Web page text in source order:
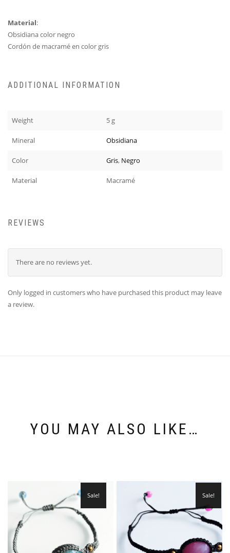
Material:
Obsidiana color negro
Cordón de macramé en color gris
ADDITIONAL INFORMATION
Weight 5 g
Mineral Obsidiana
Color Gris, Negro
Material Macramé
REVIEWS
There are no reviews yet.
Only logged in customers who have purchased this product may leave
a review.
YOU MAY ALSO LIKE…
Sale! Sale!